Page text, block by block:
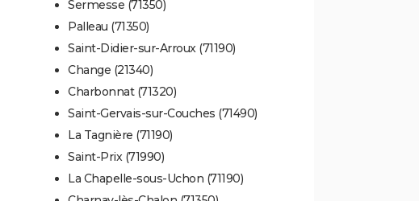
Sermesse (71350)
Palleau (71350)
Saint-Didier-sur-Arroux (71190)
Change (21340)
Charbonnat (71320)
Saint-Gervais-sur-Couches (71490)
La Tagnière (71190)
Saint-Prix (71990)
La Chapelle-sous-Uchon (71190)